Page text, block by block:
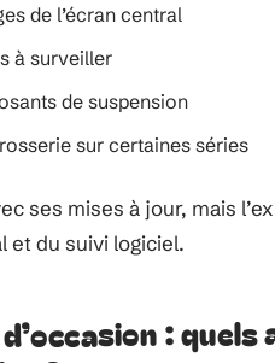
de l’écran central
à surveiller
de suspension
sur certaines séries
ses mises à jour, mais
et du suivi logiciel.
: